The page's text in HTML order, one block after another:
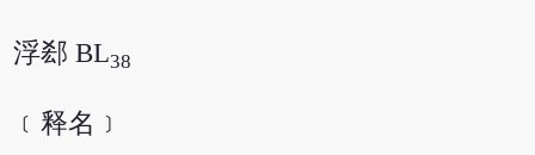
浮郄 BL38
﹝释名﹞